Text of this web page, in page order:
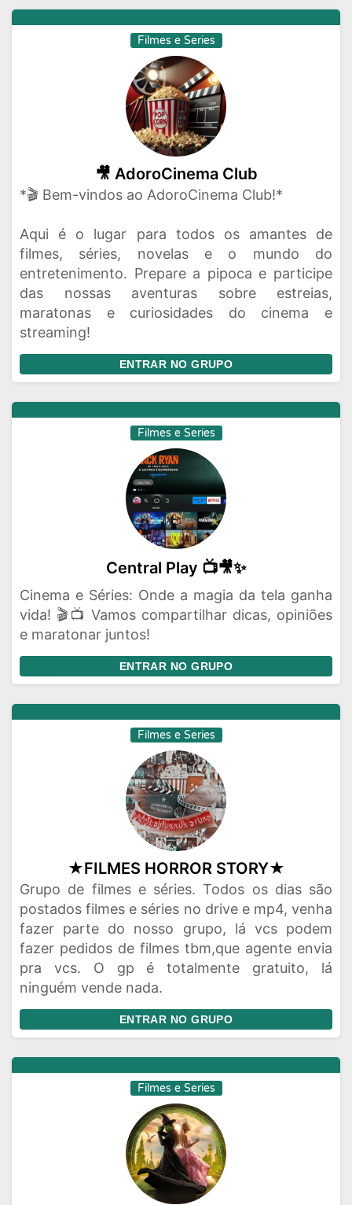
Filmes e Series
🎥 AdoroCinema Club
*🎬 Bem-vindos ao AdoroCinema Club!*
Aqui é o lugar para todos os amantes de
filmes, séries, novelas e o mundo do
entretenimento. Prepare a pipoca e participe
das nossas aventuras sobre estreias,
maratonas e curiosidades do cinema e
streaming!
ENTRAR NO GRUPO
Filmes e Series
Central Play 📺🎥✨
Cinema e Séries: Onde a magia da tela ganha
vida! 🎬📺 Vamos compartilhar dicas, opiniões
e maratonar juntos!
ENTRAR NO GRUPO
Filmes e Series
★FILMES HORROR STORY★
Grupo de filmes e séries. Todos os dias são
postados filmes e séries no drive e mp4, venha
fazer parte do nosso grupo, lá vcs podem
fazer pedidos de filmes tbm,que agente envia
pra vcs. O gp é totalmente gratuito, lá
ninguém vende nada.
ENTRAR NO GRUPO
Filmes e Series